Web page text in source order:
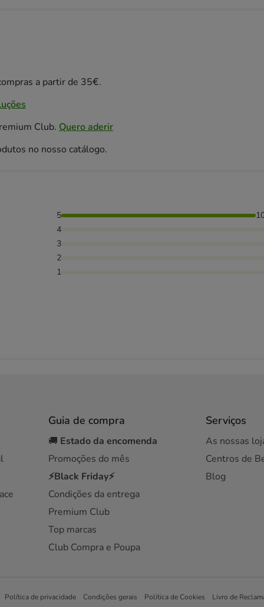
a partir de 35€.
Club. Quero aderir
no nosso catálogo.
5
4
3
2
1
Guia de compra
🚚 Estado da encomenda
Promoções do mês
⚡Black Friday⚡
Condições da entrega
Premium Club
Top marcas
Club Compra e Poupa
Serviços
As nossas
Centros de
Blog
Política de privacidade Condições gerais Política de Cookies Livro de